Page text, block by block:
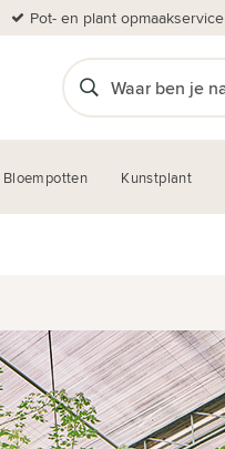
Pot- en plant opmaakservice
Bloempotten Kunstplant